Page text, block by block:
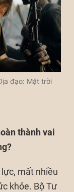
đạo: Mặt trời
thành vai
mất nhiều
khỏe. Bộ Tư